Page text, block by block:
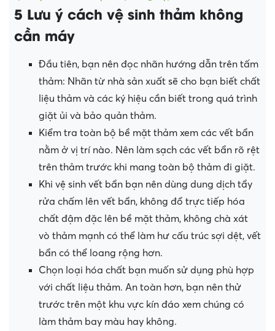
5 Lưu ý cách vệ sinh thảm không
cần máy
Đầu tiên, bạn nên đọc nhãn hướng dẫn trên tấm
thảm: Nhãn từ nhà sản xuất sẽ cho bạn biết chất
liệu thảm và các ký hiệu cần biết trong quá trình
giặt ủi và bảo quản thảm.
Kiểm tra toàn bộ bề mặt thảm xem các vết bẩn
nằm ở vị trí nào. Nên làm sạch các vết bẩn rõ rệt
trên thảm trước khi mang toàn bộ thảm đi giặt.
Khi vệ sinh vết bẩn bạn nên dùng dung dịch tẩy
rửa chấm lên vết bẩn, không đổ trực tiếp hóa
chất đậm đặc lên bề mặt thảm, không chà xát
vò thảm mạnh có thể làm hư cấu trúc sợi dệt, vết
bẩn có thể loang rộng hơn.
Chọn loại hóa chất bạn muốn sử dụng phù hợp
với chất liệu thảm. An toàn hơn, bạn nên thử
trước trên một khu vực kín đáo xem chúng có
làm thảm bay màu hay không.